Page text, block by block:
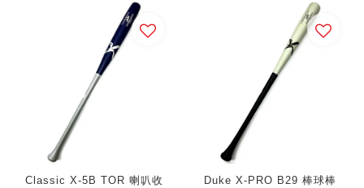
Classic X-5B TOR 喇叭收
Duke X-PRO B29 棒球棒